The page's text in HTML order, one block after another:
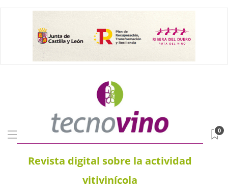
Revista digital sobre la actividad
vitivinícola
0